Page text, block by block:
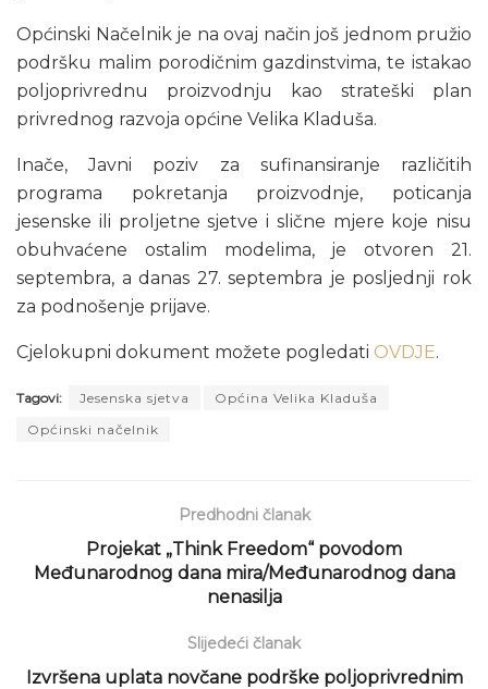
Općinski Načelnik je na ovaj način još jednom pružio
podršku malim porodičnim gazdinstvima, te istakao
poljoprivrednu proizvodnju kao strateški plan
privrednog razvoja općine Velika Kladuša.
Inače, Javni poziv za sufinansiranje različitih
programa pokretanja proizvodnje, poticanja
jesenske ili proljetne sjetve i slične mjere koje nisu
obuhvaćene ostalim modelima, je otvoren 21.
septembra, a danas 27. septembra je posljednji rok
za podnošenje prijave.
Cjelokupni dokument možete pogledati OVDJE.
Tagovi: Jesenska sjetva
Općina Velika Kladuša
Općinski načelnik
Predhodni članak
Projekat „Think Freedom“ povodom
Međunarodnog dana mira/Međunarodnog dana
nenasilja
Slijedeći članak
Izvršena uplata novčane podrške poljoprivrednim